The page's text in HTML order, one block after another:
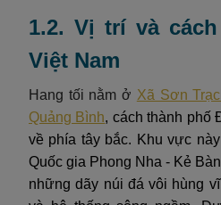
1.2. Vị trí và
Việt Nam
Hang tối nằm ở Xã Sơn
Quảng Bình, cách thành phố
về phía tây bắc. Khu vực
Quốc gia Phong Nha - Kẻ
những dãy núi đá vôi hùng